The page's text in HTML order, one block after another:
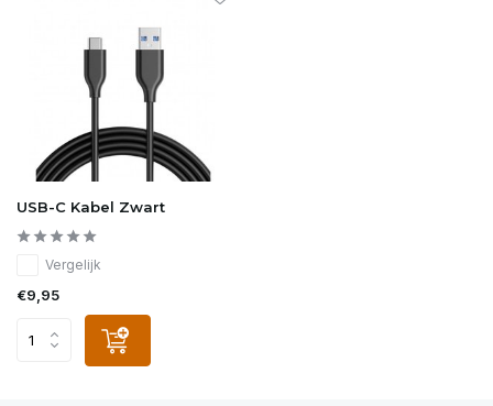
USB-C Kabel Zwart
Vergelijk
€9,95